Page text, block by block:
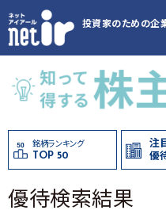
投資家のための企
銘柄ランキング
TOP 50
注
優
優待検索結果